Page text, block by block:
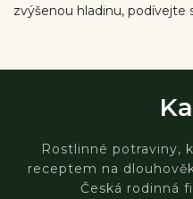
zvýšenou hladinu, podívejte
Rostlinné potraviny,
receptem na
Česká rodinná